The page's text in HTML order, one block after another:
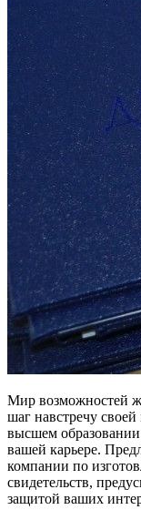
Мир возможностей
шаг навстречу
высшем образовании
вашей карьере.
компании по
свидетельств,
защитой ваших